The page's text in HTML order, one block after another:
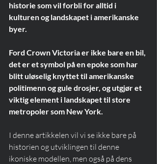
historie som vil forbli for alltid i
kulturen og landskapet i amerikanske
byer.
Ford Crown Victoria er ikke bare en bil,
det er et symbol på en epoke som har
blitt uløselig knyttet til amerikanske
politimenn og gule drosjer, og utgjør et
viktig element i landskapet til store
metropoler som New York.
I denne artikkelen vil vi se ikke bare på
historien og utviklingen til denne
ikoniske modellen, men også på dens